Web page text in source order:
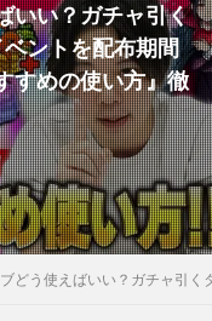
いい？ガチャ引く
ントを配布期間
すめの使い方』徹
ブどう使えばいい？ガチャ引